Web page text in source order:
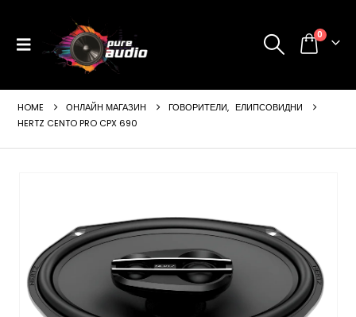
0
HOME ОНЛАЙН МАГАЗИН ГОВОРИТЕЛИ, ЕЛИПСОВИДНИ
HERTZ CENTO PRO CPX 690
лв..